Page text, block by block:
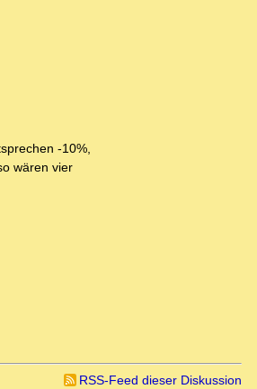
-10%,
wären vier
RSS-Feed dieser Diskussion